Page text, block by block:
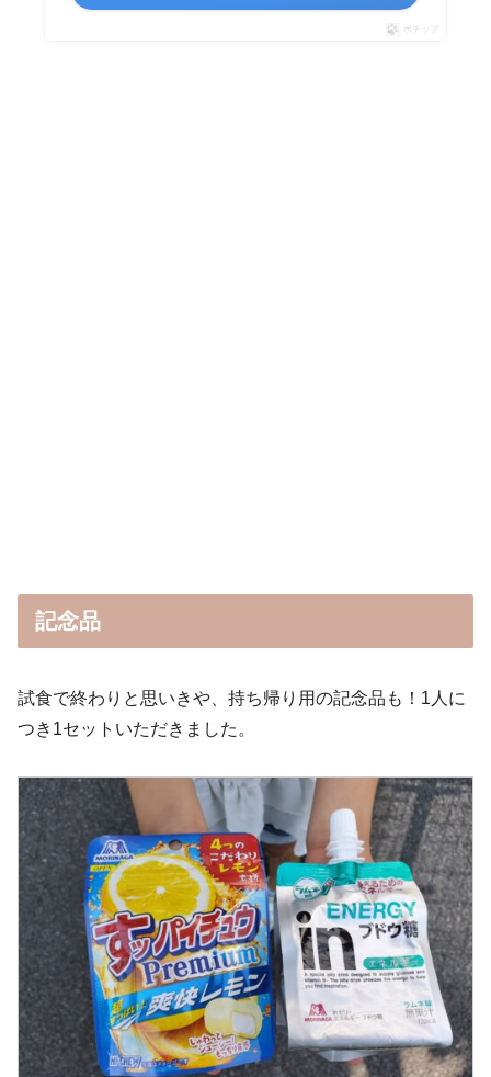
ポチップ
記念品
試食で終わりと思いきや、持ち帰り用の記念品も！1人に
つき1セットいただきました。